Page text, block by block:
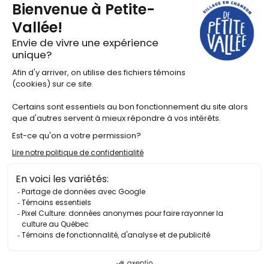
Location de salle
Résidences artistiques
À propos
Nous joindre
Le hub de contenus
Actualités
©2025 Tous droits réservés Festival en chanson de Petite-
Vallée